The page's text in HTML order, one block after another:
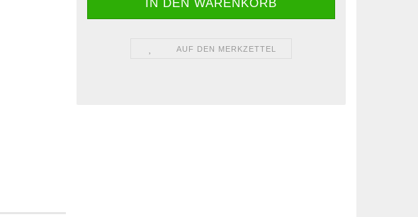
AUF DEN MERKZETTEL